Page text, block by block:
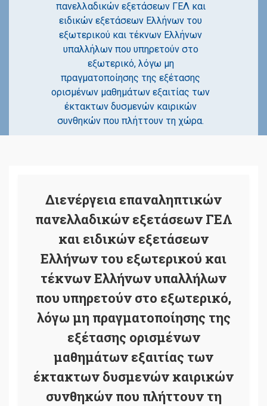
πανελλαδικών εξετάσεων ΓΕΛ και
ειδικών εξετάσεων Ελλήνων του
εξωτερικού και τέκνων Ελλήνων
υπαλλήλων που υπηρετούν στο
εξωτερικό, λόγω μη
πραγματοποίησης της εξέτασης
ορισμένων μαθημάτων εξαιτίας των
έκτακτων δυσμενών καιρικών
συνθηκών που πλήττουν τη χώρα.
Διενέργεια επαναληπτικών
πανελλαδικών εξετάσεων ΓΕΛ
και ειδικών εξετάσεων
Ελλήνων του εξωτερικού και
τέκνων Ελλήνων υπαλλήλων
που υπηρετούν στο εξωτερικό,
λόγω μη πραγματοποίησης της
εξέτασης ορισμένων
μαθημάτων εξαιτίας των
έκτακτων δυσμενών καιρικών
συνθηκών που πλήττουν τη